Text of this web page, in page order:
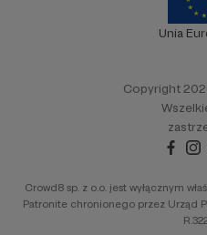
Unia
Copyright
Crowd8 sp. z o.o. jest wyłącznym
Patronite chronionego przez Urząd